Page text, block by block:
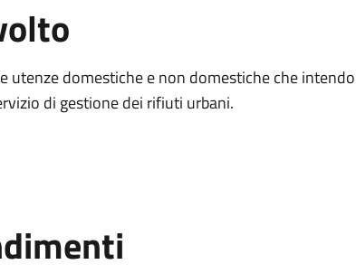
utenze domestiche e non domestiche che
di gestione dei rifiuti urbani.